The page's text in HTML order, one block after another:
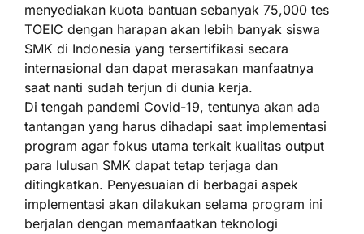
menyediakan kuota bantuan sebanyak 75,000 tes
TOEIC dengan harapan akan lebih banyak siswa
SMK di Indonesia yang tersertifikasi secara
internasional dan dapat merasakan manfaatnya
saat nanti sudah terjun di dunia kerja.
Di tengah pandemi Covid-19, tentunya akan ada
tantangan yang harus dihadapi saat implementasi
program agar fokus utama terkait kualitas output
para lulusan SMK dapat tetap terjaga dan
ditingkatkan. Penyesuaian di berbagai aspek
implementasi akan dilakukan selama program ini
berjalan dengan memanfaatkan teknologi